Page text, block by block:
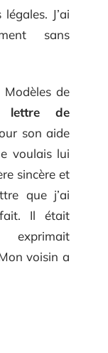
J’ai
sans
Modèles de
lettre de
son aide
voulais lui
sincère et
que j’ai
Il était
voisin a